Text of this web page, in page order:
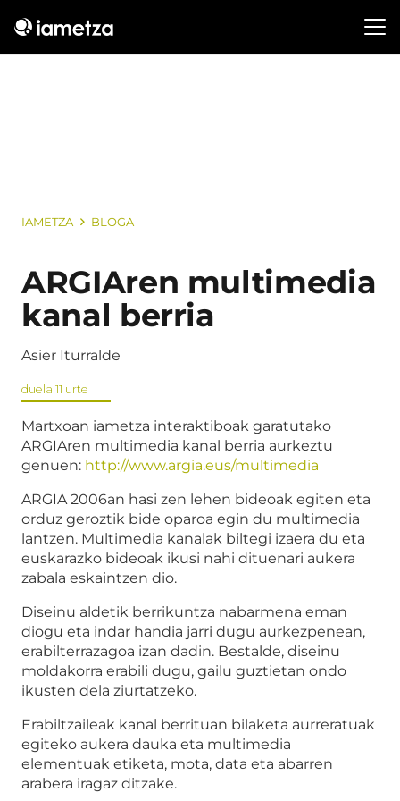
IAMETZA BLOGA
ARGIAren multimedia
kanal berria
Asier Iturralde
duela 11 urte
Martxoan iametza interaktiboak garatutako
ARGIAren multimedia kanal berria aurkeztu
genuen: http://www.argia.eus/multimedia
ARGIA 2006an hasi zen lehen bideoak egiten eta
orduz geroztik bide oparoa egin du multimedia
lantzen. Multimedia kanalak biltegi izaera du eta
euskarazko bideoak ikusi nahi dituenari aukera
zabala eskaintzen dio.
Diseinu aldetik berrikuntza nabarmena eman
diogu eta indar handia jarri dugu aurkezpenean,
erabilterrazagoa izan dadin. Bestalde, diseinu
moldakorra erabili dugu, gailu guztietan ondo
ikusten dela ziurtatzeko.
Erabiltzaileak kanal berrituan bilaketa aurreratuak
egiteko aukera dauka eta multimedia
elementuak etiketa, mota, data eta abarren
arabera iragaz ditzake.